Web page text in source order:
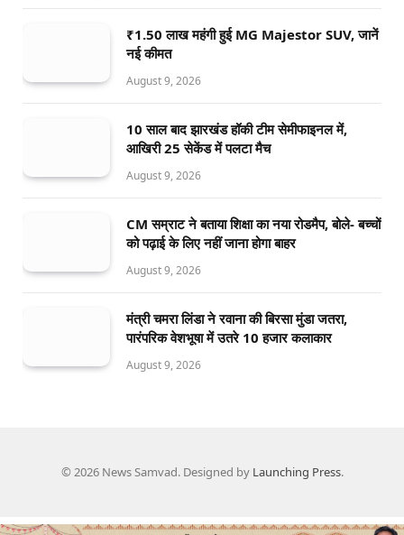
₹1.50 लाख महंगी हुई MG Majestor SUV, जानें
नई कीमत
August 9, 2026
10 साल बाद झारखंड हॉकी टीम सेमीफाइनल में,
आखिरी 25 सेकेंड में पलटा मैच
August 9, 2026
CM सम्राट ने बताया शिक्षा का नया रोडमैप, बोले- बच्चों
को पढ़ाई के लिए नहीं जाना होगा बाहर
August 9, 2026
मंत्री चमरा लिंडा ने रवाना की बिरसा मुंडा जतरा,
पारंपरिक वेशभूषा में उतरे 10 हजार कलाकार
August 9, 2026
© 2026 News Samvad. Designed by Launching Press.